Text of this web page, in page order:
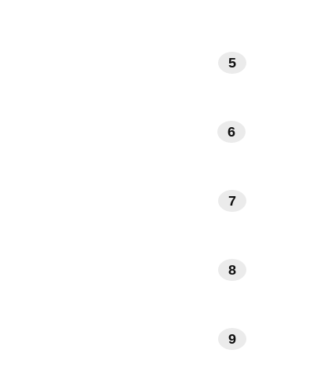
5
6
7
8
9